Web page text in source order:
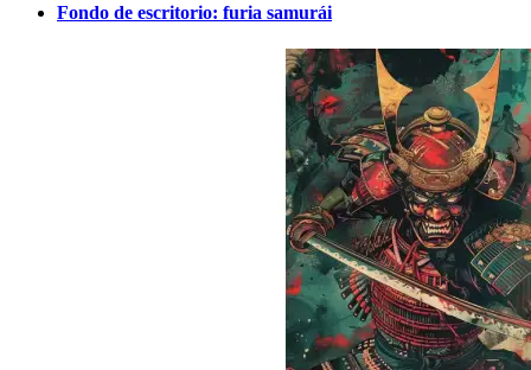
Fondo de escritorio: furia samurái